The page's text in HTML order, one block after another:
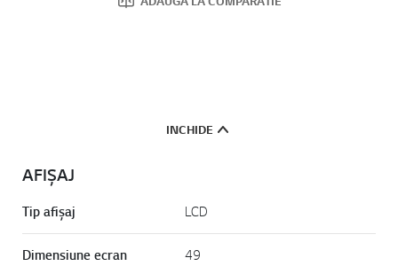
INCHIDE
AFIȘAJ
Tip afișaj LCD
Dimensiune ecran 49